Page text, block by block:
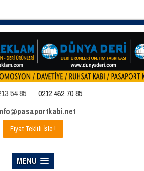
54 85
0212 462 70 85
Fiyat Teklifi İste !
MENU